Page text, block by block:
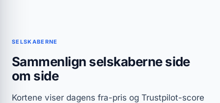
SELSKABERNE
Sammenlign selskaberne side
om side
Kortene viser dagens fra-pris og Trustpilot-score